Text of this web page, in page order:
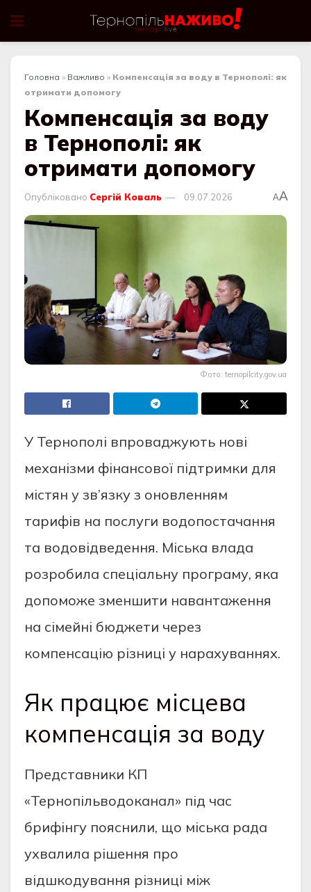
Головна » Важливо » Компенсація за воду в Тернополі: як
отримати допомогу
Компенсація за воду
в Тернополі: як
отримати допомогу
Опубліковано Сергій Коваль 09.07.2026 AA
Фото: ternopilcity.gov.ua
У Тернополі впроваджують нові
механізми фінансової підтримки для
містян у зв’язку з оновленням
тарифів на послуги водопостачання
та водовідведення. Міська влада
розробила спеціальну програму, яка
допоможе зменшити навантаження
на сімейні бюджети через
компенсацію різниці у нарахуваннях.
Як працює місцева
компенсація за воду
Представники КП
«Тернопільводоканал» під час
брифінгу пояснили, що міська рада
ухвалила рішення про
відшкодування різниці між